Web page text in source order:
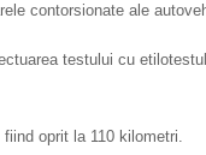
contorsionate ale
testului cu
oprit la 110 kilometri.